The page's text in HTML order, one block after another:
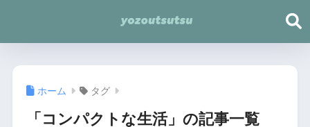
ホーム タグ
「コンパクトな生活」の記事一覧